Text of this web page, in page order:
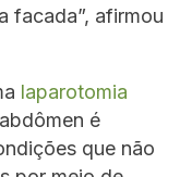
facada”, afirmou
laparotomia
é
que não